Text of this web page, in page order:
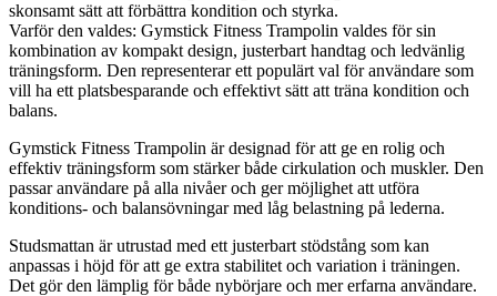
skonsamt sätt att förbättra kondition och styrka.
Varför den valdes: Gymstick Fitness Trampolin valdes för sin
kombination av kompakt design, justerbart handtag och ledvänlig
träningsform. Den representerar ett populärt val för användare som
vill ha ett platsbesparande och effektivt sätt att träna kondition och
balans.
Gymstick Fitness Trampolin är designad för att ge en rolig och
effektiv träningsform som stärker både cirkulation och muskler. Den
passar användare på alla nivåer och ger möjlighet att utföra
konditions- och balansövningar med låg belastning på lederna.
Studsmattan är utrustad med ett justerbart stödstång som kan
anpassas i höjd för att ge extra stabilitet och variation i träningen.
Det gör den lämplig för både nybörjare och mer erfarna användare.